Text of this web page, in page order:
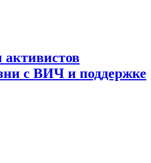
с ВИЧ и поддержке